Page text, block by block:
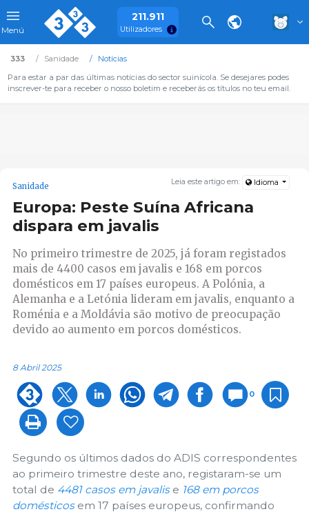
Menú
211.911
Utilizadores
333 Sanidade
Notícias
Para estar a par das últimas notícias do sector suinícola. Se desejares podes
inscrever-te para receber o nosso boletim e receberás os títulos no teu email.
Leia este artigo em: Idioma
Sanidade
Europa: Peste Suína Africana
dispara em javalis
No primeiro trimestre de 2025, já foram registados
mais de 4400 casos em javalis e 168 em porcos
domésticos em 17 países europeus. A Polónia, a
Alemanha e a Letónia lideram em javalis, enquanto a
Roménia e a Moldávia são motivo de preocupação
devido ao aumento em porcos domésticos.
8 Abril 2025
0
Segundo os últimos dados do ADIS correspondentes
ao primeiro trimestre deste ano, registaram-se um
total de 4481 casos em javalise 168 em porcos
domésticosem 17 países europeus, confirmando